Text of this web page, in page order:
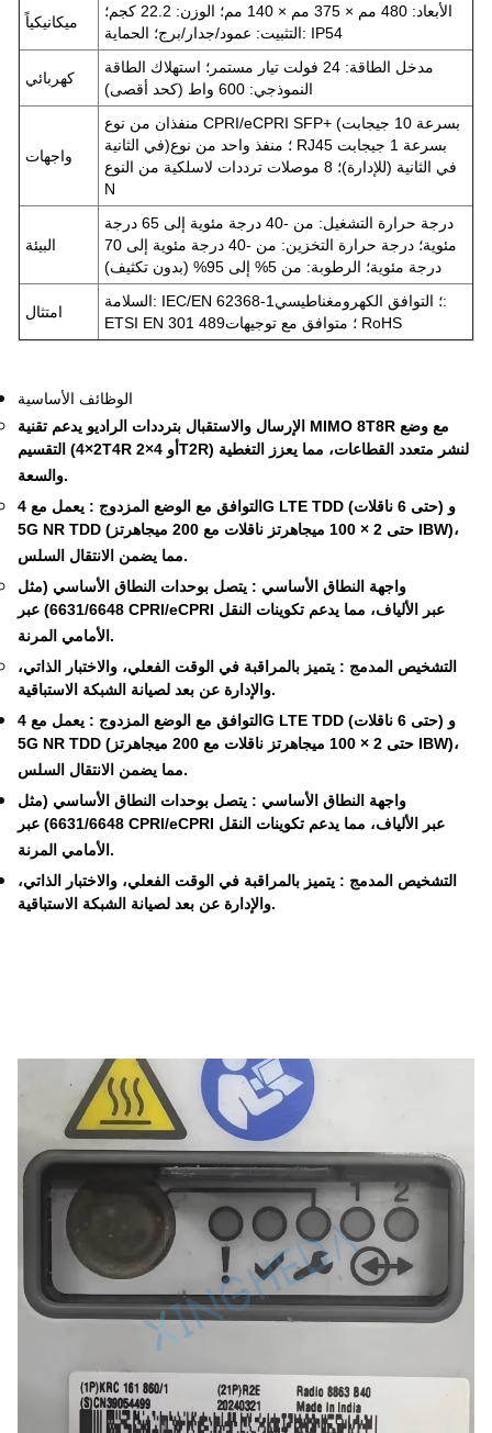
ميكانيكياً
الأبعاد: 480 مم × 375 مم × 140 مم؛ الوزن: 22.2 كجم؛
التثبيت: عمود/جدار/برج؛ الحماية: IP54
كهربائي
مدخل الطاقة: 24 فولت تيار مستمر؛ استهلاك الطاقة
النموذجي: 600 واط (كحد أقصى)
واجهات
منفذان من نوع CPRI/eCPRI SFP+ (بسرعة 10 جيجابت
في الثانية)؛ منفذ واحد من نوع RJ45 بسرعة 1 جيجابت
في الثانية (للإدارة)؛ 8 موصلات ترددات لاسلكية من النوع
N
البيئة
درجة حرارة التشغيل: من -40 درجة مئوية إلى 65 درجة
مئوية؛ درجة حرارة التخزين: من -40 درجة مئوية إلى 70
درجة مئوية؛ الرطوبة: من 5% إلى 95% (بدون تكثيف)
امتثال
السلامة: IEC/EN 62368-1؛ التوافق الكهرومغناطيسي:
ETSI EN 301 489؛ متوافق مع توجيهات RoHS
الوظائف الأساسية
الإرسال والاستقبال بترددات الراديو يدعم تقنية MIMO 8T8R مع وضع
التقسيم (2×4T4R أو 4×2T2R) لنشر متعدد القطاعات، مما يعزز التغطية
والسعة.
التوافق مع الوضع المزدوج : يعمل مع 4G LTE TDD (حتى 6 ناقلات) و
5G NR TDD (حتى 2 × 100 ميجاهرتز ناقلات مع 200 ميجاهرتز IBW)،
مما يضمن الانتقال السلس.
واجهة النطاق الأساسي : يتصل بوحدات النطاق الأساسي (مثل
6631/6648) عبر CPRI/eCPRI عبر الألياف، مما يدعم تكوينات النقل
الأمامي المرنة.
التشخيص المدمج : يتميز بالمراقبة في الوقت الفعلي، والاختبار الذاتي،
والإدارة عن بعد لصيانة الشبكة الاستباقية.
التوافق مع الوضع المزدوج : يعمل مع 4G LTE TDD (حتى 6 ناقلات) و
5G NR TDD (حتى 2 × 100 ميجاهرتز ناقلات مع 200 ميجاهرتز IBW)،
مما يضمن الانتقال السلس.
واجهة النطاق الأساسي : يتصل بوحدات النطاق الأساسي (مثل
6631/6648) عبر CPRI/eCPRI عبر الألياف، مما يدعم تكوينات النقل
الأمامي المرنة.
التشخيص المدمج : يتميز بالمراقبة في الوقت الفعلي، والاختبار الذاتي،
والإدارة عن بعد لصيانة الشبكة الاستباقية.